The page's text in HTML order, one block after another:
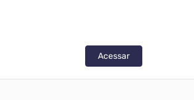
Acessar